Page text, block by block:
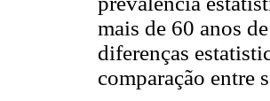
mais de 60 anos
diferenças
comparação entre